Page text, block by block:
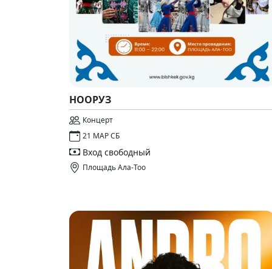
НООРУЗ
Концерт
21 МАР СБ
Вход свободный
Площадь Ала-Тоо